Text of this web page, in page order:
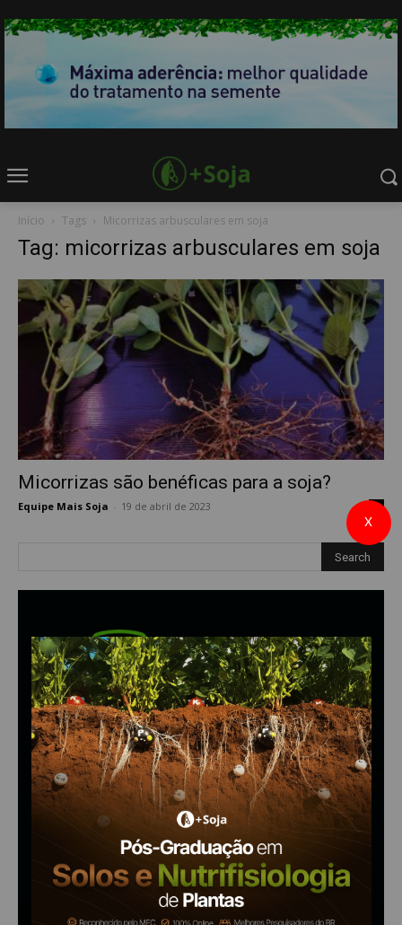
Início Tags Micorrizas arbusculares em soja
Tag: micorrizas arbusculares em soja
Micorrizas são benéficas para a soja?
Equipe Mais Soja 19 de abril de 2023 0
X